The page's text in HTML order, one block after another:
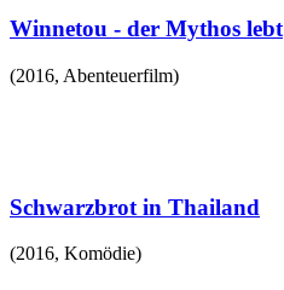
Winnetou - der Mythos lebt
(2016, Abenteuerfilm)
Schwarzbrot in Thailand
(2016, Komödie)